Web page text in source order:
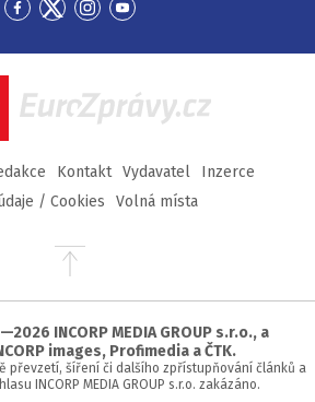
Přejít
Facebook
Přejít
Twitter
Přejít
Instagram
Přejít
YouTube
EuroZprávy.cz
Kontakt Vydavatel
Inzerce
/ Cookies
Volná místa
Přejít
stránky
INCORP MEDIA GROUP s.r.o., a
images, Profimedia a ČTK.
převzetí, šíření či dalšího zpřístupňování článků a
INCORP MEDIA GROUP s.r.o. zakázáno.